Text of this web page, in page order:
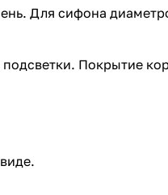
Для сифона
Покрытие